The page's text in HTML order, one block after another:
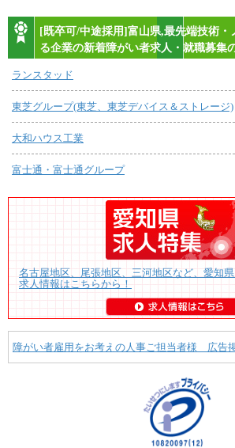
[既卒可/中途採用]富山県,最先端技術・
る企業の新着障がい者求人・就職募集
ランスタッド
東芝グループ(東芝、東芝デバイス＆ストレージ)
大和ハウス工業
富士通・富士通グループ
名古屋地区、尾張地区、三河地区など、愛知
求人情報はこちらから！
障がい者雇用をお考えの人事ご担当者様 広告